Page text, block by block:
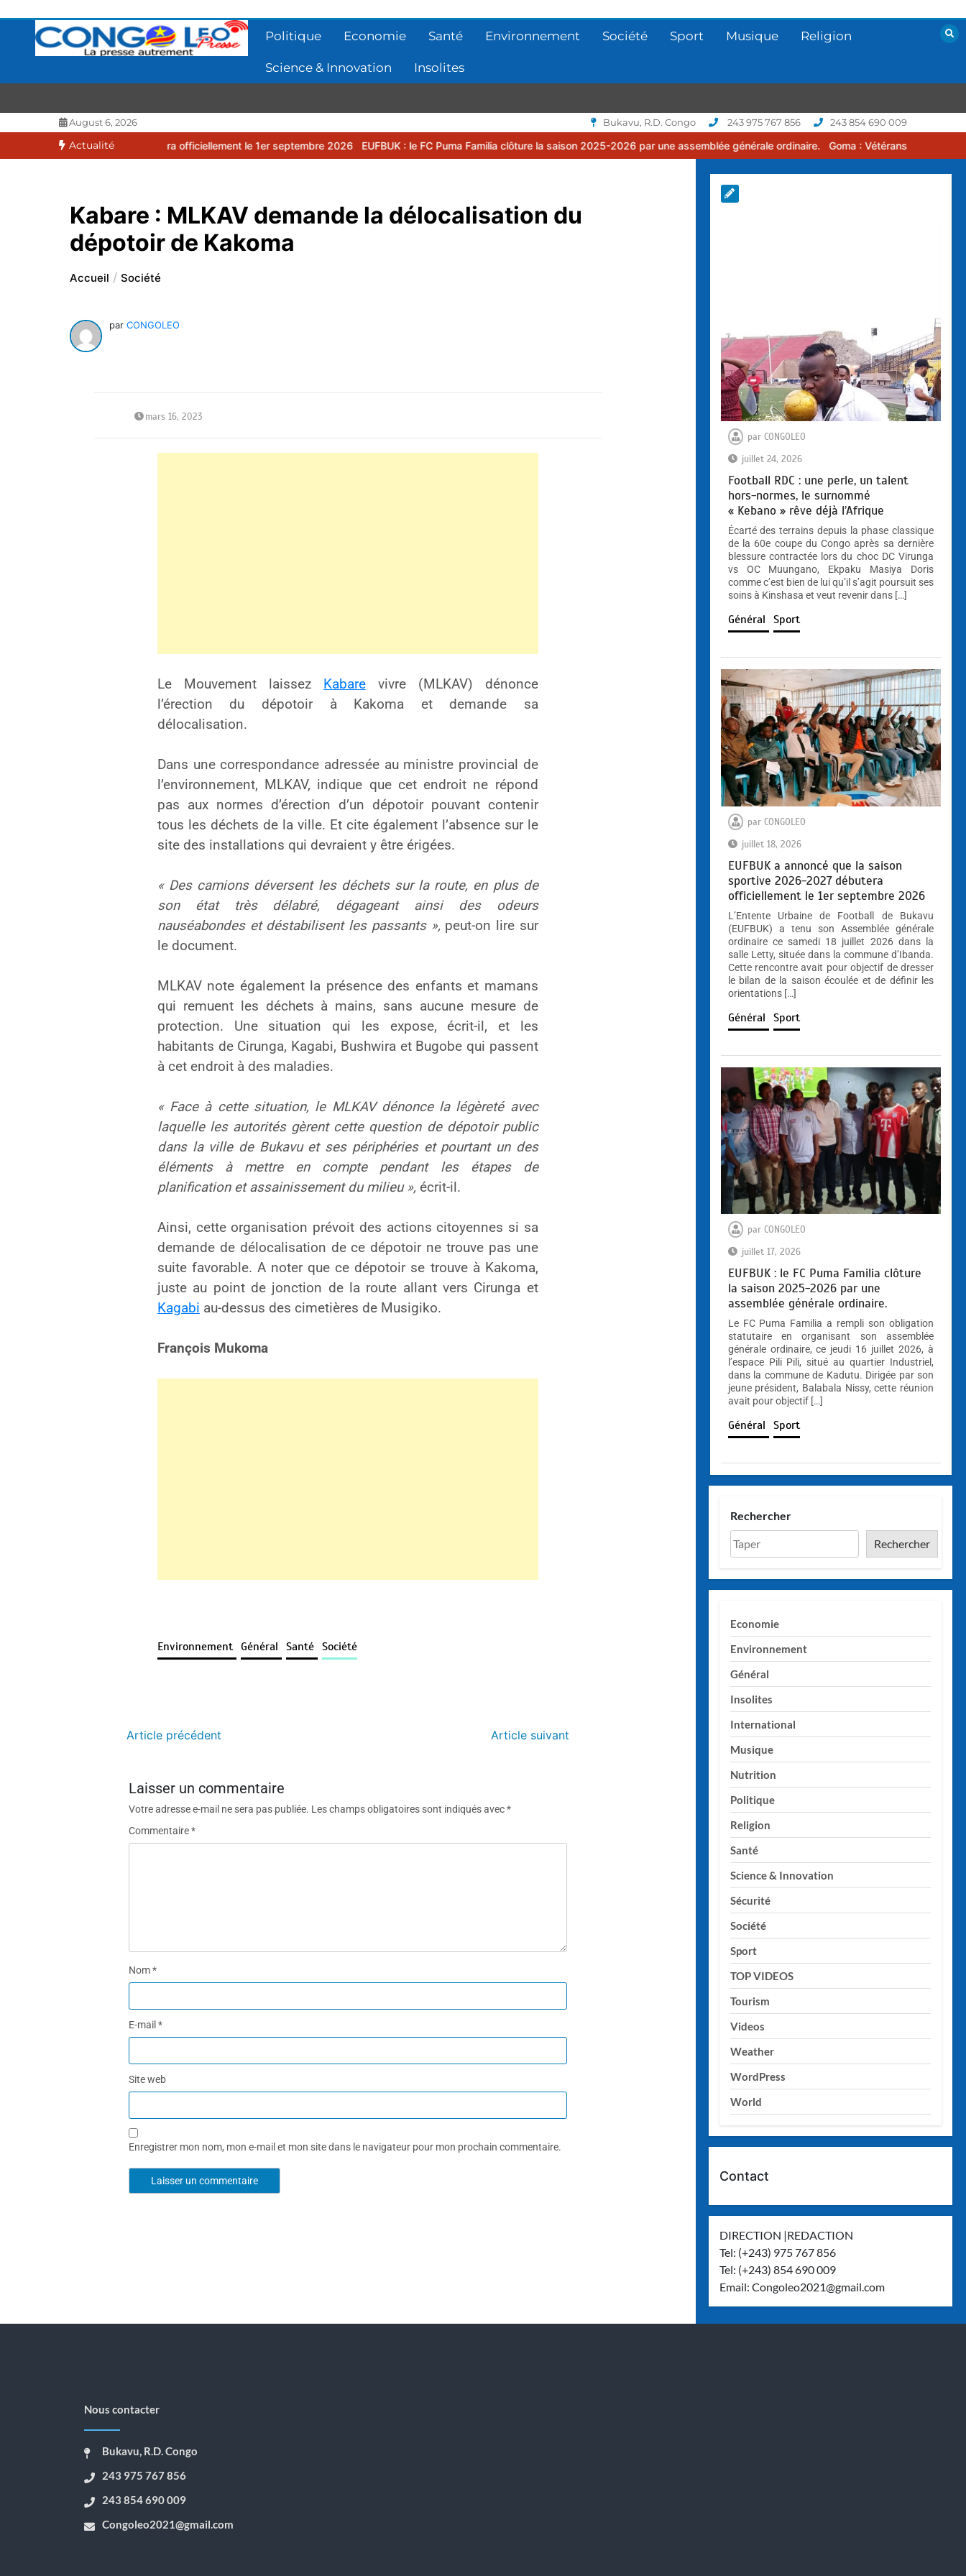
contenu
Politique Economie Santé Environnement Société Sport Musique Religion
Science & Innovation Insolites
CONGOLEO
La presse autrement
August 6, 2026 Bukavu, R.D. Congo 243 975 767 856 243 854 690 009
Actualité
2027 débutera officiellement le 1er septembre 2026 EUFBUK : le FC Puma Familia clôture la saison 2025-2026 par une assemblée générale ordinaire. Goma : Vétérans Cup 2026 -2027, une
Kabare : MLKAV demande la délocalisation du
dépotoir de Kakoma
Accueil Société
par CONGOLEO
mars 16, 2023
Le Mouvement laissez Kabarevivre (MLKAV) dénonce
l’érection du dépotoir à Kakoma et demande sa
délocalisation.
Dans une correspondance adressée au ministre provincial de
l’environnement, MLKAV, indique que cet endroit ne répond
pas aux normes d’érection d’un dépotoir pouvant contenir
tous les déchets de la ville. Et cite également l’absence sur le
site des installations qui devraient y être érigées.
« Des camions déversent les déchets sur la route, en plus de
son état très délabré, dégageant ainsi des odeurs
nauséabondes et déstabilisent les passants », peut-on lire sur
le document.
MLKAV note également la présence des enfants et mamans
qui remuent les déchets à mains, sans aucune mesure de
protection. Une situation qui les expose, écrit-il, et les
habitants de Cirunga, Kagabi, Bushwira et Bugobe qui passent
à cet endroit à des maladies.
« Face à cette situation, le MLKAV dénonce la légèreté avec
laquelle les autorités gèrent cette question de dépotoir public
dans la ville de Bukavu et ses périphéries et pourtant un des
éléments à mettre en compte pendant les étapes de
planification et assainissement du milieu », écrit-il.
Ainsi, cette organisation prévoit des actions citoyennes si sa
demande de délocalisation de ce dépotoir ne trouve pas une
suite favorable. A noter que ce dépotoir se trouve à Kakoma,
juste au point de jonction de la route allant vers Cirunga et
Kagabi au-dessus des cimetières de Musigiko.
François Mukoma
Environnement Général Santé Société
Article précédent Article suivant
Laisser un commentaire
Votre adresse e-mail ne sera pas publiée. Les champs obligatoires sont indiqués avec*
Commentaire*
Nom*
E-mail *
Site web
Enregistrer mon nom, mon e-mail et mon site dans le navigateur pour mon prochain commentaire.
par CONGOLEO
juillet 24, 2026
Football RDC : une perle, un talent
hors-normes, le surnommé
« Kebano » rêve déjà l’Afrique
Écarté des terrains depuis la phase classique
de la 60e coupe du Congo après sa dernière
blessure contractée lors du choc DC Virunga
vs OC Muungano, Ekpaku Masiya Doris
comme c’est bien de lui qu’il s’agit poursuit ses
soins à Kinshasa et veut revenir dans […]
Général Sport
par CONGOLEO
juillet 18, 2026
EUFBUK a annoncé que la saison
sportive 2026-2027 débutera
officiellement le 1er septembre 2026
L’Entente Urbaine de Football de Bukavu
(EUFBUK) a tenu son Assemblée générale
ordinaire ce samedi 18 juillet 2026 dans la
salle Letty, située dans la commune d’Ibanda.
Cette rencontre avait pour objectif de dresser
le bilan de la saison écoulée et de définir les
orientations […]
Général Sport
par CONGOLEO
juillet 17, 2026
EUFBUK : le FC Puma Familia clôture
la saison 2025-2026 par une
assemblée générale ordinaire.
Le FC Puma Familia a rempli son obligation
statutaire en organisant son assemblée
générale ordinaire, ce jeudi 16 juillet 2026, à
l’espace Pili Pili, situé au quartier Industriel,
dans la commune de Kadutu. Dirigée par son
jeune président, Balabala Nissy, cette réunion
avait pour objectif […]
Général Sport
Rechercher
Rechercher
Economie
Environnement
Général
Insolites
International
Musique
Nutrition
Politique
Religion
Santé
Science & Innovation
Sécurité
Société
Sport
TOP VIDEOS
Tourism
Videos
Weather
WordPress
World
Contact
DIRECTION |REDACTION
Tel: (+243) 975 767 856
Tel: (+243) 854 690 009
Email:Congoleo2021@gmail.com
Nous contacter
Bukavu, R.D. Congo
243 975 767 856
243 854 690 009
Congoleo2021@gmail.com